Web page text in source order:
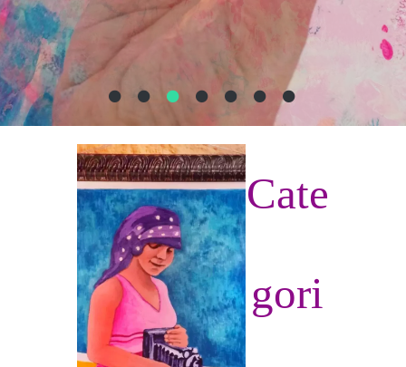
Cate
gori